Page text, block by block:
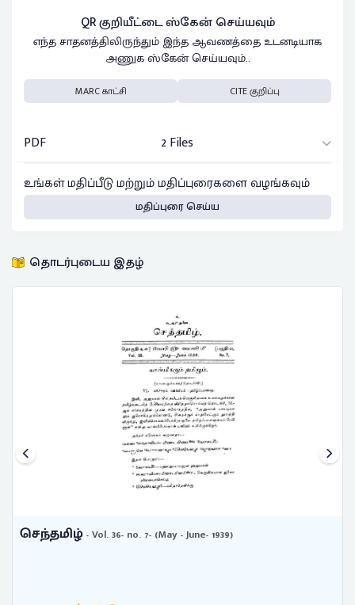
QR குறியீட்டை ஸ்கேன் செய்யவும்
எந்த சாதனத்திலிருந்தும் இந்த ஆவணத்தை உடனடியாக
அணுக ஸ்கேன் செய்யவும்..
MARC காட்சி CITE குறிப்பு
PDF
2 Files
உங்கள் மதிப்பீடு மற்றும் மதிப்புரைகளை வழங்கவும்
மதிப்புரை செய்ய
தொடர்புடைய இதழ்
செந்தமிழ்- Vol. 36- no. 7- (May - June- 1939)